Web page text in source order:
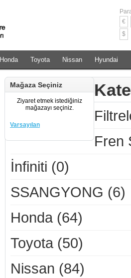
€
$
Honda Toyota Nissan Hyundai
Mağaza Seçiniz
Ziyaret etmek istediğiniz
mağazayı seçiniz.
Varsayılan
Fren
İnfiniti (0)
SSANGYONG (6)
Honda (64)
Toyota (50)
Nissan (84)